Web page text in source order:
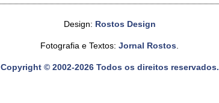
Design: Rostos Design
Fotografia e Textos: Jornal Rostos
Copyright © 2002-2026 Todos os direitos reservados.